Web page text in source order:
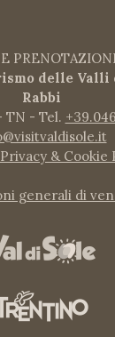
delle Valli
Rabbi
TN - Tel.
Privacy & Cookie
generali di